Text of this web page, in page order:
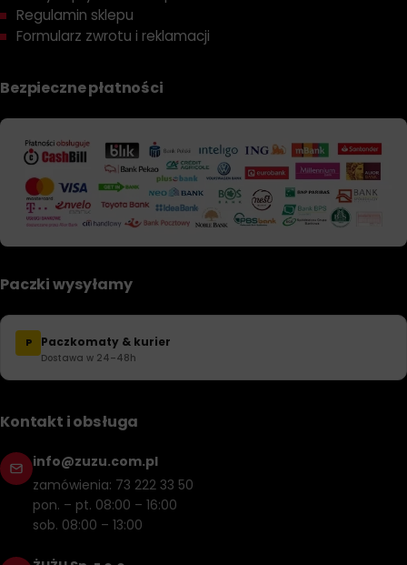
Regulamin sklepu
Formularz zwrotu i reklamacji
Bezpieczne płatności
Paczki wysyłamy
P Paczkomaty & kurier
Dostawa w 24–48h
Kontakt i obsługa
info@zuzu.com.pl
zamówienia: 73 222 33 50
pon. – pt. 08:00 – 16:00
sob. 08:00 – 13:00